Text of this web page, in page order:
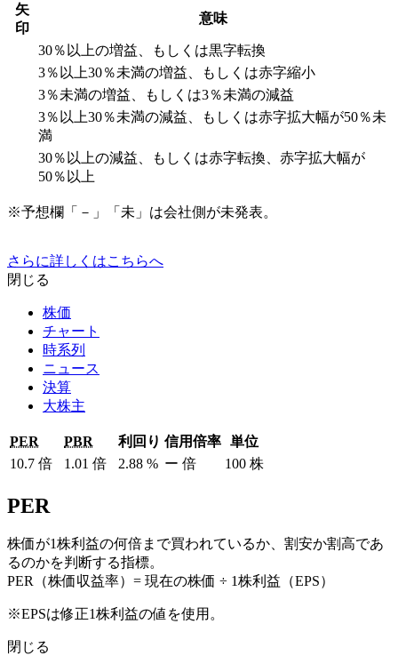
矢
印
意味
30％以上の増益、もしくは黒字転換
3％以上30％未満の増益、もしくは赤字縮小
3％未満の増益、もしくは3％未満の減益
3％以上30％未満の減益、もしくは赤字拡大幅が50％未
満
30％以上の減益、もしくは赤字転換、赤字拡大幅が
50％以上
※予想欄「－」「未」は会社側が未発表。
さらに詳しくはこちらへ
閉じる
株価
チャート
時系列
ニュース
決算
大株主
PER PBR 利回り 信用倍率 単位
10.7 倍 1.01 倍 2.88 % ー 倍 100 株
PER
株価が1株利益の何倍まで買われているか、割安か割高であ
るのかを判断する指標。
PER（株価収益率）= 現在の株価 ÷ 1株利益（EPS）
※EPSは修正1株利益の値を使用。
閉じる